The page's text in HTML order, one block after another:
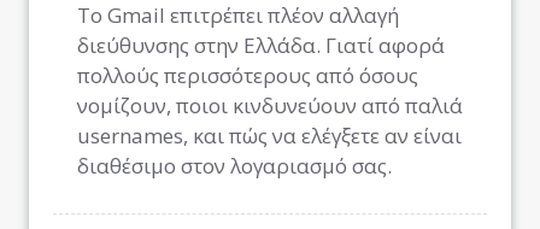
Το Gmail επιτρέπει πλέον αλλαγή
διεύθυνσης στην Ελλάδα. Γιατί αφορά
πολλούς περισσότερους από όσους
νομίζουν, ποιοι κινδυνεύουν από παλιά
usernames, και πώς να ελέγξετε αν είναι
διαθέσιμο στον λογαριασμό σας.